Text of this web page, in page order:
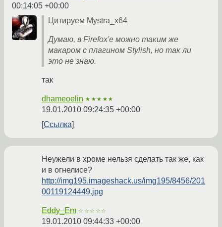
00:14:05 +00:00
Цитируем Mystra_x64
Думаю, в Firefox'е можно таким же
макаром с плагином Stylish, но так ли
это не знаю.
так
dhameoelin ★★★★★
19.01.2010 09:24:35 +00:00
Ссылка
Неужели в хроме нельзя сделать так же, как
и в огнелисе?
http://img195.imageshack.us/img195/8456/201
00119124449.jpg
Eddy_Em ☆☆☆☆☆
19.01.2010 09:44:33 +00:00